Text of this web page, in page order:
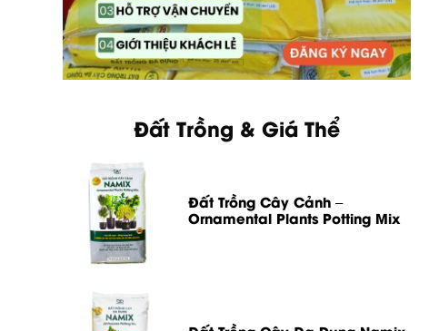
Đất Trồng & Giá Thể
Đất Trồng Cây Cảnh –
Ornamental Plants Potting Mix